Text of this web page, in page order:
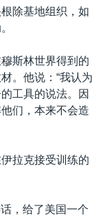
除基地组织，如
斯林世界得到的
。他说：“我认为
工具的说法。因
们，本来不会造
拉克接受训练的
，给了美国一个